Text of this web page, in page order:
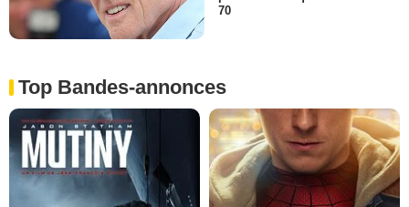
70
Top Bandes-annonces